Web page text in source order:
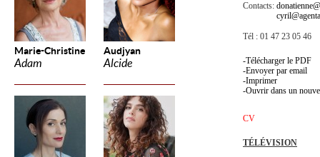
Marie-Christine
Adam
Audjyan
Alcide
Contacts:
Tél : 01 47 23 05 46
Télécharger le PDF
Envoyer par email
Imprimer
Ouvrir dans un
CV
TÉLÉVISION